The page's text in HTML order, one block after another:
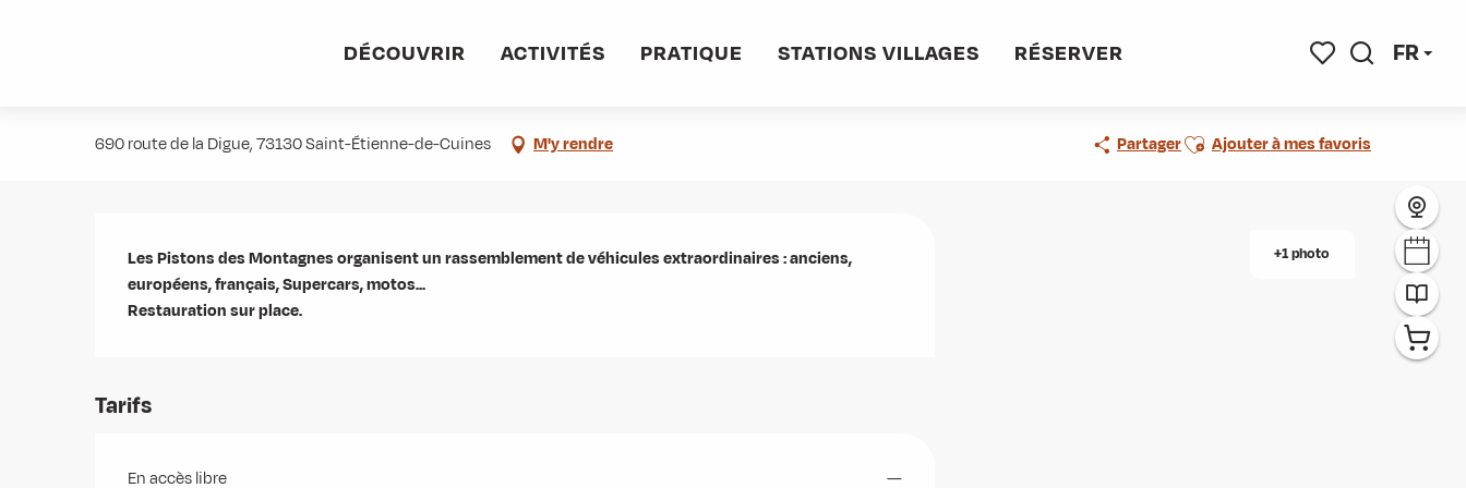
FR
DÉCOUVRIR ACTIVITÉS PRATIQUE STATIONS VILLAGES RÉSERVER
690 route de la Digue, 73130 Saint-Étienne-de-Cuines M'y rendre PartagerAjouter aux favoris
Ajouter à mes favoris
+1 photo
Description
Les Pistons des Montagnes organisent un rassemblement de véhicules extraordinaires : anciens,
européens, français, Supercars, motos...
Restauration sur place.
Tarifs
En accès libre —